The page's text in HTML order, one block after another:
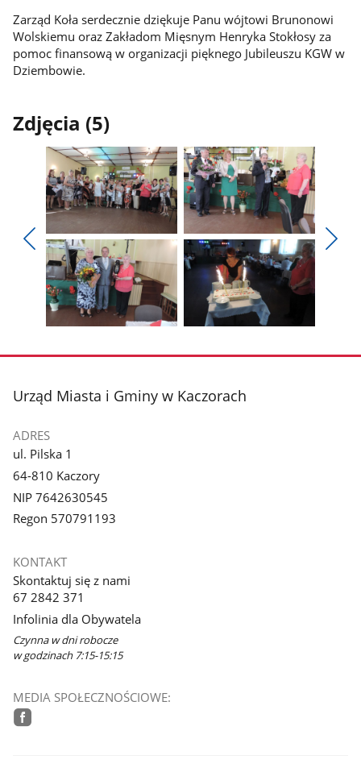
Zarząd Koła serdecznie dziękuje Panu wójtowi Brunonowi
Wolskiemu oraz Zakładom Mięsnym Henryka Stokłosy za
pomoc finansową w organizacji pięknego Jubileuszu KGW w
Dziembowie.
Zdjęcia (5)
Pokaż
poprzednie
zdjęcia
Pokaż
zdjęcie
1
z
galerii.
Pokaż
zdjęcie
2
galerii.
galerii.
galerii.
stopka
Urząd Miasta i Gminy w Kaczorach
ADRES
ul. Pilska 1
64-810 Kaczory
NIP 7642630545
Regon 570791193
KONTAKT
Skontaktuj się z nami
67 2842 371
Infolinia dla Obywatela
Czynna w dni robocze
w godzinach 7:15-15:15
MEDIA SPOŁECZNOŚCIOWE: